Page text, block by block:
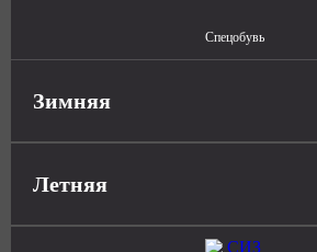
Спецобувь
Зимняя
Летняя